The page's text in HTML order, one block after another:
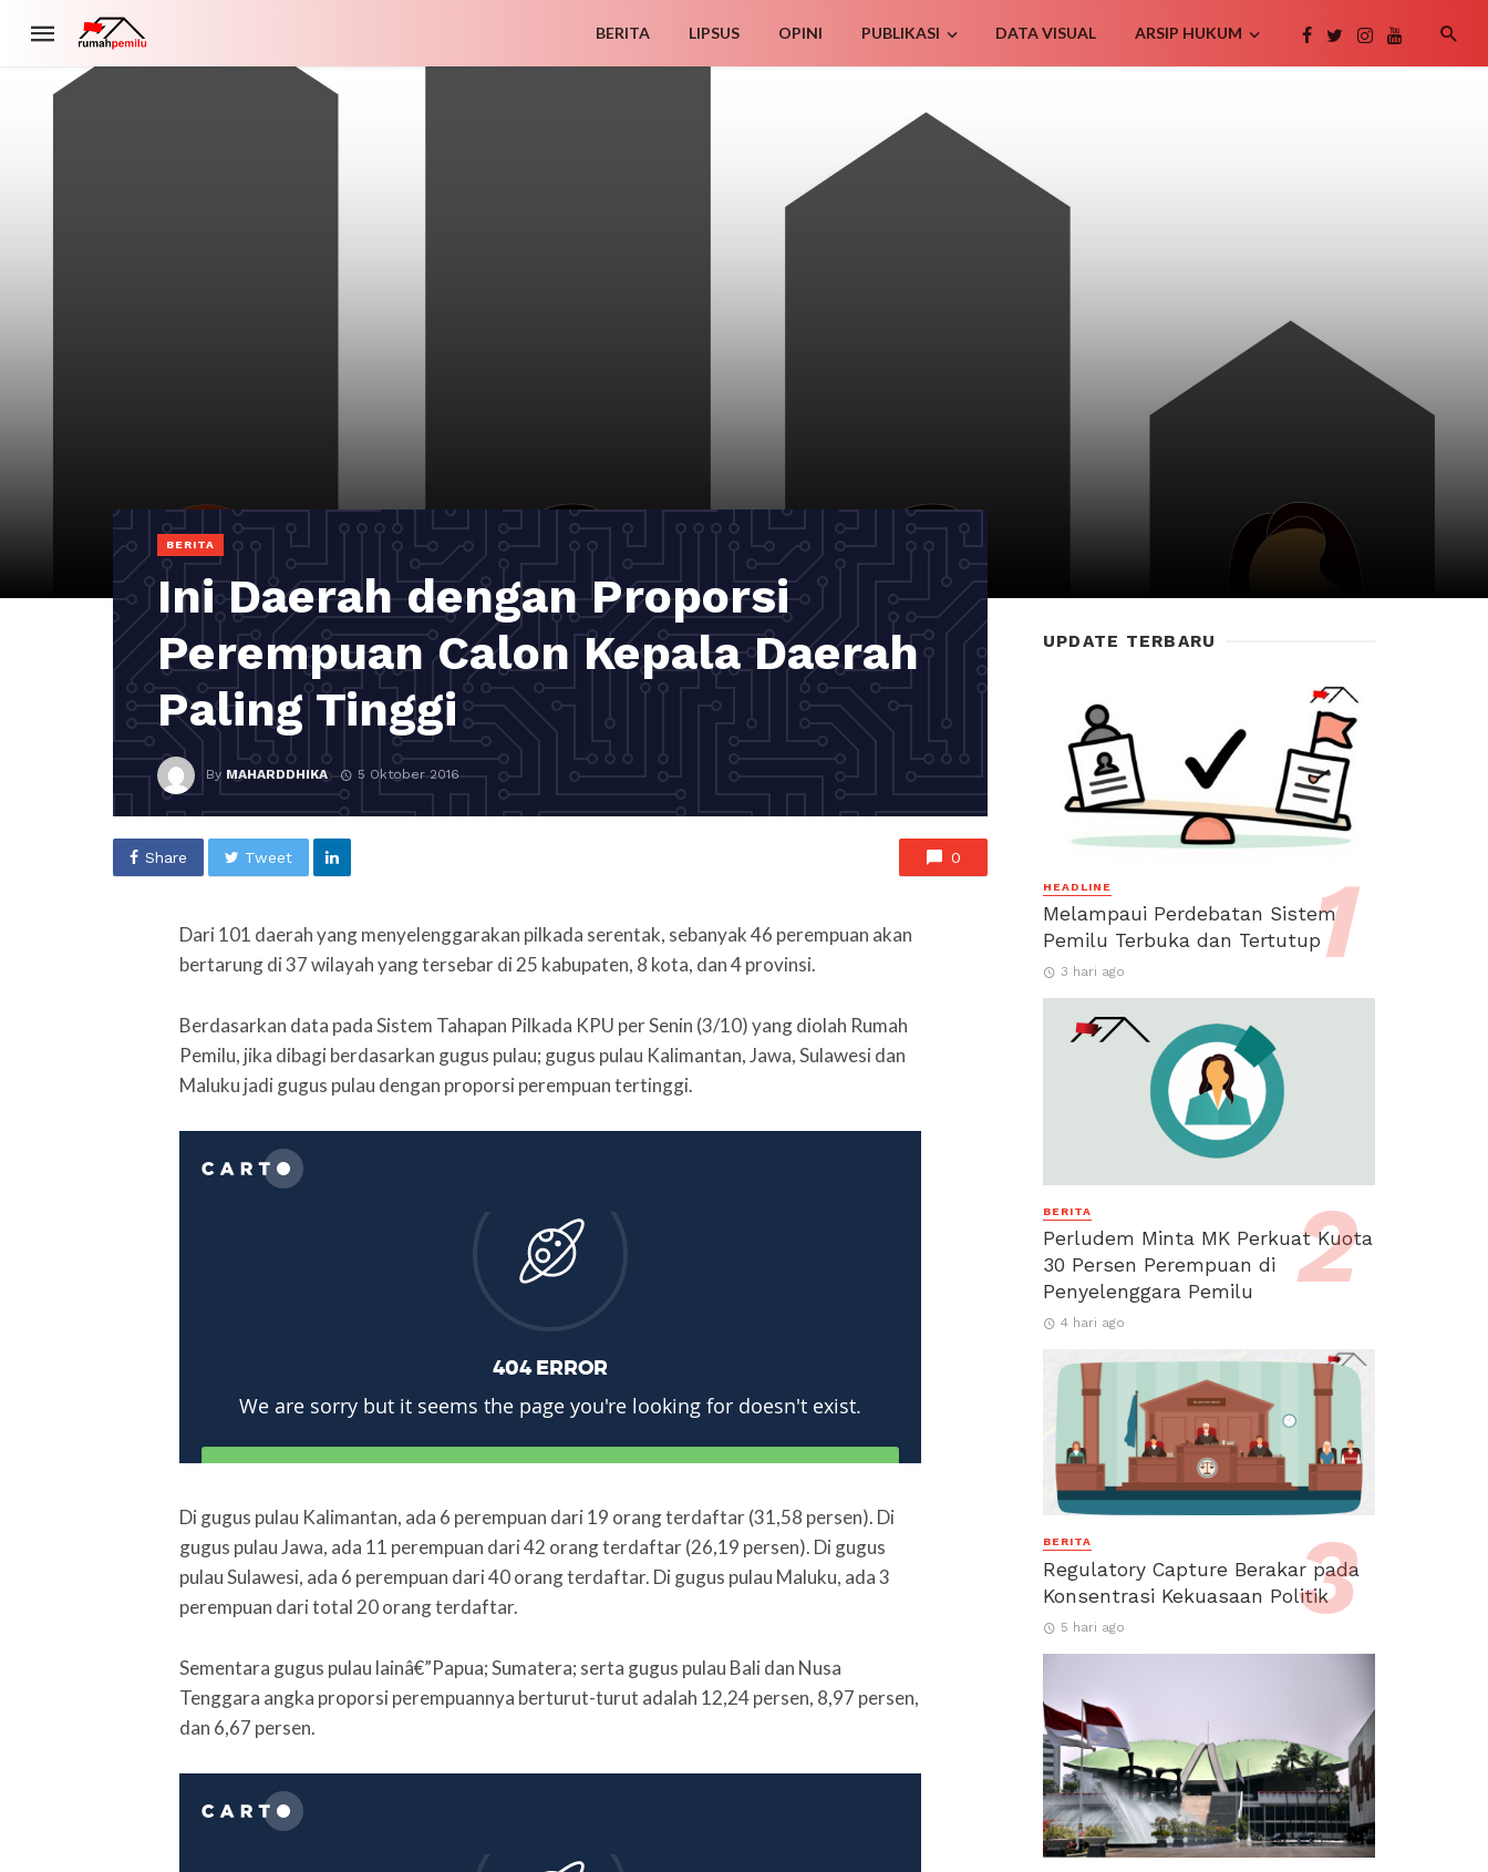
BERITA LIPSUS OPINI PUBLIKASI DATA VISUAL ARSIP HUKUM
BERITA
Ini Daerah dengan Proporsi
Perempuan Calon Kepala Daerah
Paling Tinggi
By MAHARDDHIKA 5 Oktober 2016
Share Tweet 0
Dari 101 daerah yang menyelenggarakan pilkada serentak, sebanyak 46 perempuan akan
bertarung di 37 wilayah yang tersebar di 25 kabupaten, 8 kota, dan 4 provinsi.
Berdasarkan data pada Sistem Tahapan Pilkada KPU per Senin (3/10) yang diolah Rumah
Pemilu, jika dibagi berdasarkan gugus pulau; gugus pulau Kalimantan, Jawa, Sulawesi dan
Maluku jadi gugus pulau dengan proporsi perempuan tertinggi.
Di gugus pulau Kalimantan, ada 6 perempuan dari 19 orang terdaftar (31,58 persen). Di
gugus pulau Jawa, ada 11 perempuan dari 42 orang terdaftar (26,19 persen). Di gugus
pulau Sulawesi, ada 6 perempuan dari 40 orang terdaftar. Di gugus pulau Maluku, ada 3
perempuan dari total 20 orang terdaftar.
Sementara gugus pulau lainâ€”Papua; Sumatera; serta gugus pulau Bali dan Nusa
Tenggara angka proporsi perempuannya berturut-turut adalah 12,24 persen, 8,97 persen,
dan 6,67 persen.
UPDATE TERBARU
HEADLINE
Melampaui Perdebatan Sistem
Pemilu Terbuka dan Tertutup
3 hari ago
BERITA
Perludem Minta MK Perkuat Kuota
30 Persen Perempuan di
Penyelenggara Pemilu
4 hari ago
BERITA
Regulatory Capture Berakar pada
Konsentrasi Kekuasaan Politik
5 hari ago